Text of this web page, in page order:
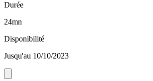
Durée
24mn
Disponibilité
Jusqu'au 10/10/2023